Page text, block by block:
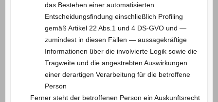
das Bestehen einer automatisierten
Entscheidungsfindung einschließlich Profiling
gemäß Artikel 22 Abs.1 und 4 DS-GVO und —
zumindest in diesen Fällen — aussagekräftige
Informationen über die involvierte Logik sowie die
Tragweite und die angestrebten Auswirkungen
einer derartigen Verarbeitung für die betroffene
Person
Ferner steht der betroffenen Person ein Auskunftsrecht